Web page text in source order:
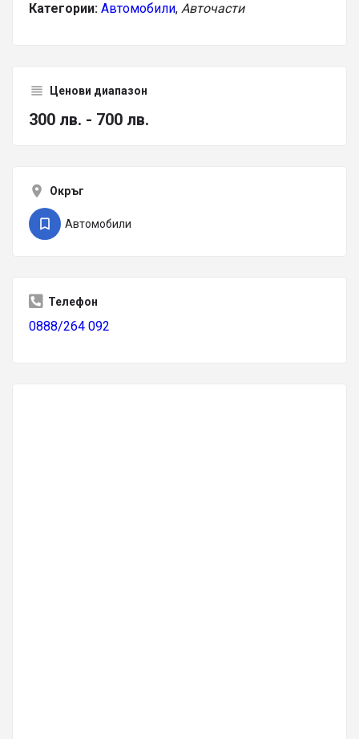
Категории: Автомобили, Авточасти
Ценови диапазон
300 лв. - 700 лв.
Окръг
Автомобили
Телефон
0888/264 092